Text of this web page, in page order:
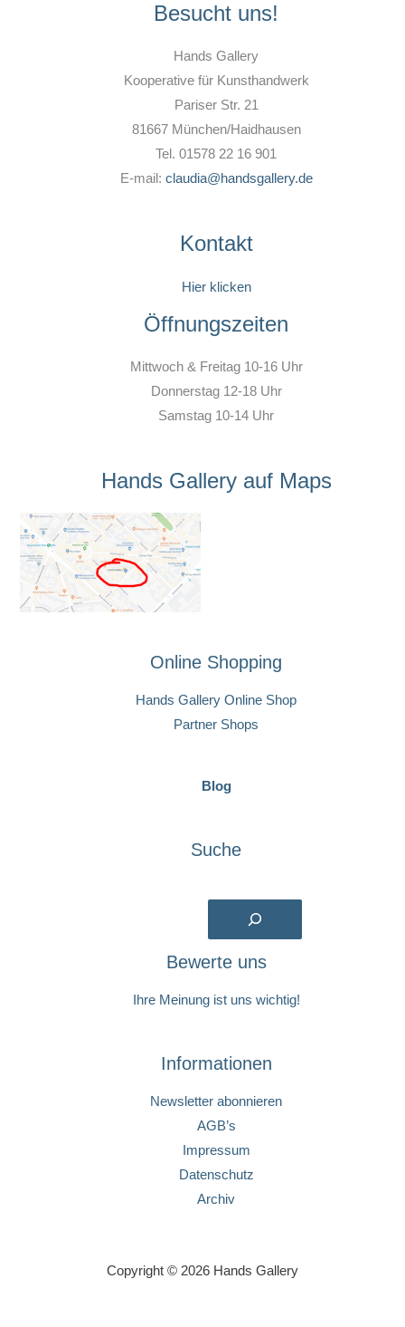
Besucht uns!
Hands Gallery
Kooperative für Kunsthandwerk
Pariser Str. 21
81667 München/Haidhausen
Tel. 01578 22 16 901
E-mail: claudia@handsgallery.de
Kontakt
Hier klicken
Öffnungszeiten
Mittwoch & Freitag 10-16 Uhr
Donnerstag 12-18 Uhr
Samstag 10-14 Uhr
Hands Gallery auf Maps
Online Shopping
Hands Gallery Online Shop
Partner Shops
Blog
Suche
Bewerte uns
Ihre Meinung ist uns wichtig!
Informationen
Newsletter abonnieren
AGB’s
Impressum
Datenschutz
Archiv
Copyright © 2026 Hands Gallery